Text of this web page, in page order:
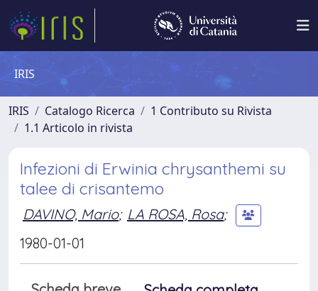
IRIS
IRIS Catalogo Ricerca
1 Contributo su Rivista
1.1 Articolo in rivista
Infezioni di Erwinia chrysanthemi su
talee di crisantemo
DAVINO, Mario; LA ROSA, Rosa;
1980-01-01